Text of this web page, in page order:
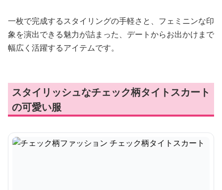
一枚で完成するスタイリングの手軽さと、フェミニンな印
象を演出できる魅力が詰まった、デートからお出かけまで
幅広く活躍するアイテムです。
スタイリッシュなチェック柄タイトスカート
の可愛い服